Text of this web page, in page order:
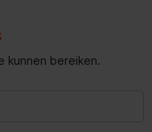
kunnen bereiken.